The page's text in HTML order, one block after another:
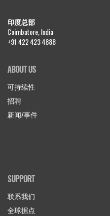
印度总部
Coimbatore, India
+91 422 423 4888
ABOUT US
可持续性
招聘
新闻/事件
SUPPORT
联系我们
全球据点